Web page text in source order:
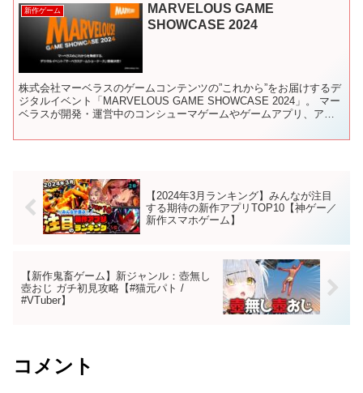
新作ゲーム
MARVELOUS GAME
SHOWCASE 2024
株式会社マーベラスのゲームコンテンツの”これから”をお届けするデ
ジタルイベント「MARVELOUS GAME SHOWCASE 2024」。 マー
ベラスが開発・運営中のコンシューマゲームやゲームアプリ、アミ
【2024年3月ランキング】みんなが注目
する期待の新作アプリTOP10【神ゲー／
新作スマホゲーム】
【新作鬼畜ゲーム】新ジャンル：壺無し
壺おじ ガチ初見攻略【#猫元パト /
#VTuber】
コメント